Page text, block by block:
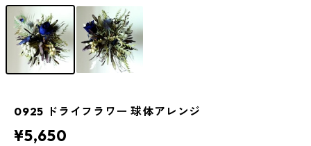
0925 ドライフラワー 球体アレンジ
¥5,650